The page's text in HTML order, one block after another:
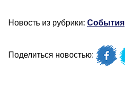
Новость из рубрики: События
Поделиться новостью: